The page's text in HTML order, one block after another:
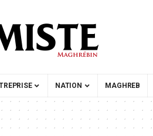
NATION MAGHREB